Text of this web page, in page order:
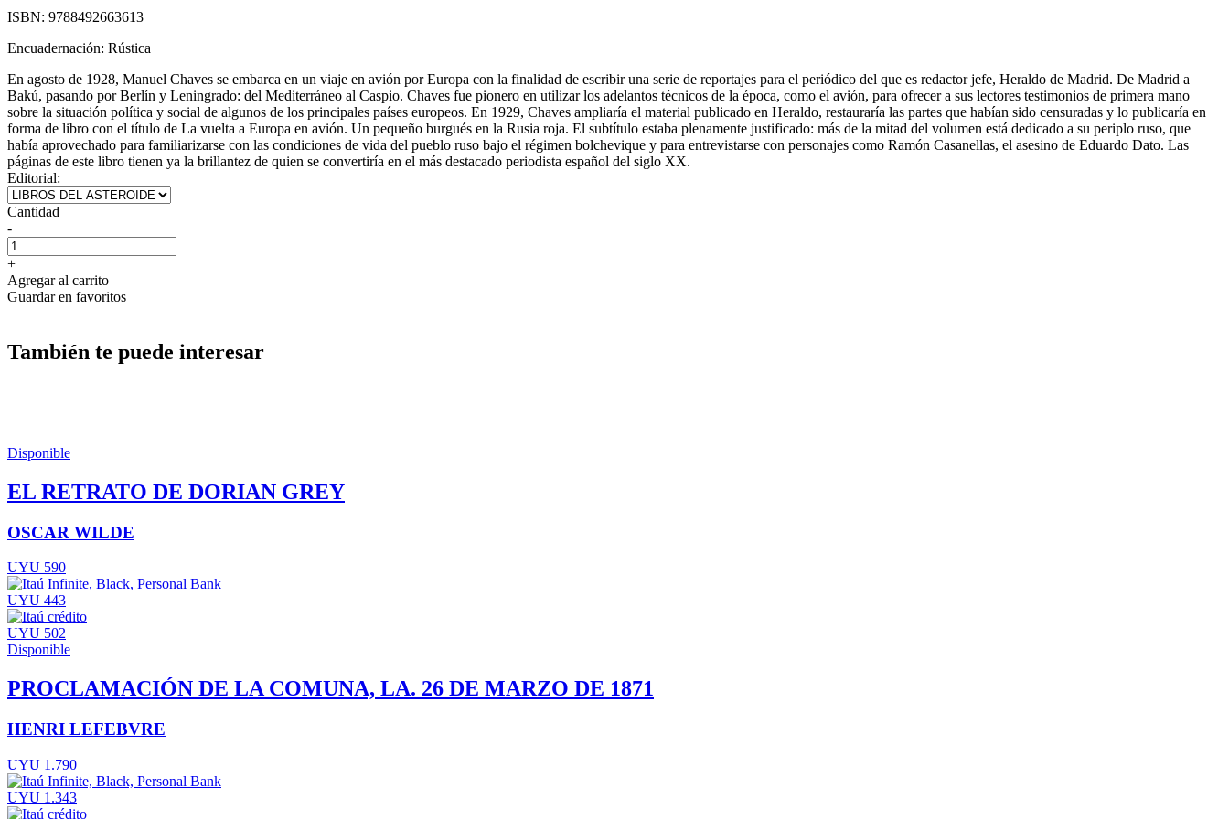
ISBN: 9788492663613
Encuadernación: Rústica
En agosto de 1928, Manuel Chaves se embarca en un viaje en avión por Europa con la finalidad de escribir una serie de reportajes para el periódico del que es redactor jefe, Heraldo de Madrid. De Madrid a
Bakú, pasando por Berlín y Leningrado: del Mediterráneo al Caspio. Chaves fue pionero en utilizar los adelantos técnicos de la época, como el avión, para ofrecer a sus lectores testimonios de primera mano
sobre la situación política y social de algunos de los principales países europeos. En 1929, Chaves ampliaría el material publicado en Heraldo, restauraría las partes que habían sido censuradas y lo publicaría en
forma de libro con el título de La vuelta a Europa en avión. Un pequeño burgués en la Rusia roja. El subtítulo estaba plenamente justificado: más de la mitad del volumen está dedicado a su periplo ruso, que
había aprovechado para familiarizarse con las condiciones de vida del pueblo ruso bajo el régimen bolchevique y para entrevistarse con personajes como Ramón Casanellas, el asesino de Eduardo Dato. Las
páginas de este libro tienen ya la brillantez de quien se convertiría en el más destacado periodista español del siglo XX.
Editorial:
Cantidad
-
+
Agregar al carrito
Guardar en favoritos
También te puede interesar
Disponible
EL RETRATO DE DORIAN GREY
OSCAR WILDE
UYU 590
UYU 443
UYU 502
Disponible
PROCLAMACIÓN DE LA COMUNA, LA. 26 DE MARZO DE 1871
HENRI LEFEBVRE
UYU 1.790
UYU 1.343